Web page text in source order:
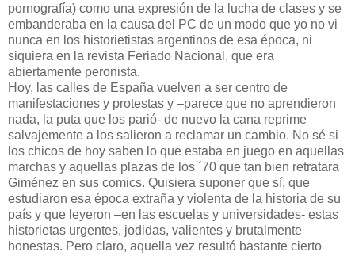
pornografía) como una expresión de la lucha de clases y se
embanderaba en la causa del PC de un modo que yo no vi
nunca en los historietistas argentinos de esa época, ni
siquiera en la revista Feriado Nacional, que era
abiertamente peronista.
Hoy, las calles de España vuelven a ser centro de
manifestaciones y protestas y –parece que no aprendieron
nada, la puta que los parió- de nuevo la cana reprime
salvajemente a los salieron a reclamar un cambio. No sé si
los chicos de hoy saben lo que estaba en juego en aquellas
marchas y aquellas plazas de los ´70 que tan bien retratara
Giménez en sus comics. Quisiera suponer que sí, que
estudiaron esa época extraña y violenta de la historia de su
país y que leyeron –en las escuelas y universidades- estas
historietas urgentes, jodidas, valientes y brutalmente
honestas. Pero claro, aquella vez resultó bastante cierto